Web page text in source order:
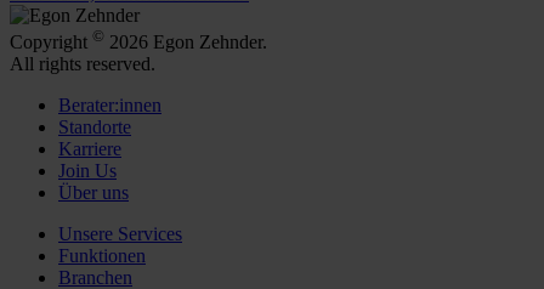
Copyright © 2026 Egon Zehnder.
All rights reserved.
Berater:innen
Standorte
Karriere
Join Us
Über uns
Unsere Services
Funktionen
Branchen